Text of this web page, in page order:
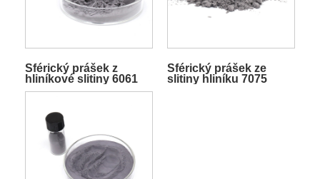
Sférický prášek z
hliníkové slitiny 6061
Sférický prášek ze
slitiny hliníku 7075